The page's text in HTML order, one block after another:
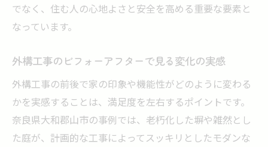
でなく、住む人の心地よさと安全を高める重要な要素と
なっています。
外構工事のビフォーアフターで見る変化の実感
外構工事の前後で家の印象や機能性がどのように変わる
かを実感することは、満足度を左右するポイントです。
奈良県大和郡山市の事例では、老朽化した塀や雑然とし
た庭が、計画的な工事によってスッキリとしたモダンな